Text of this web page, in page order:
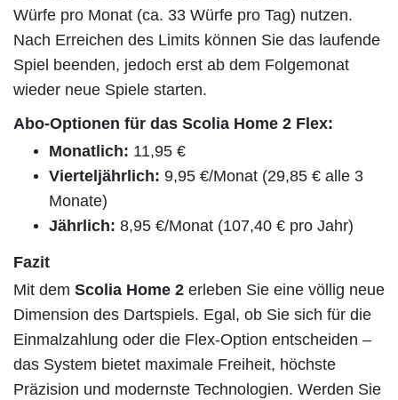
Würfe pro Monat (ca. 33 Würfe pro Tag) nutzen.
Nach Erreichen des Limits können Sie das laufende
Spiel beenden, jedoch erst ab dem Folgemonat
wieder neue Spiele starten.
Abo-Optionen für das Scolia Home 2 Flex:
Monatlich: 11,95 €
Vierteljährlich: 9,95 €/Monat (29,85 € alle 3
Monate)
Jährlich: 8,95 €/Monat (107,40 € pro Jahr)
Fazit
Mit dem Scolia Home 2 erleben Sie eine völlig neue
Dimension des Dartspiels. Egal, ob Sie sich für die
Einmalzahlung oder die Flex-Option entscheiden –
das System bietet maximale Freiheit, höchste
Präzision und modernste Technologien. Werden Sie